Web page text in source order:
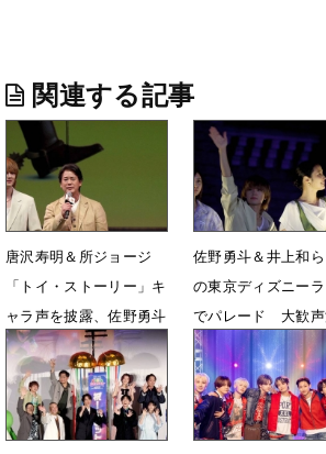
関連する記事
唐沢寿明＆所ジョージ
「トイ・ストーリー」キ
ャラ声を披露、佐野勇斗
＆井上和ら初参加組も
7月4日 09時03分
佐野勇斗＆井上和
の東京ディズニー
でパレード 大歓声
る
7月4日 08時53分